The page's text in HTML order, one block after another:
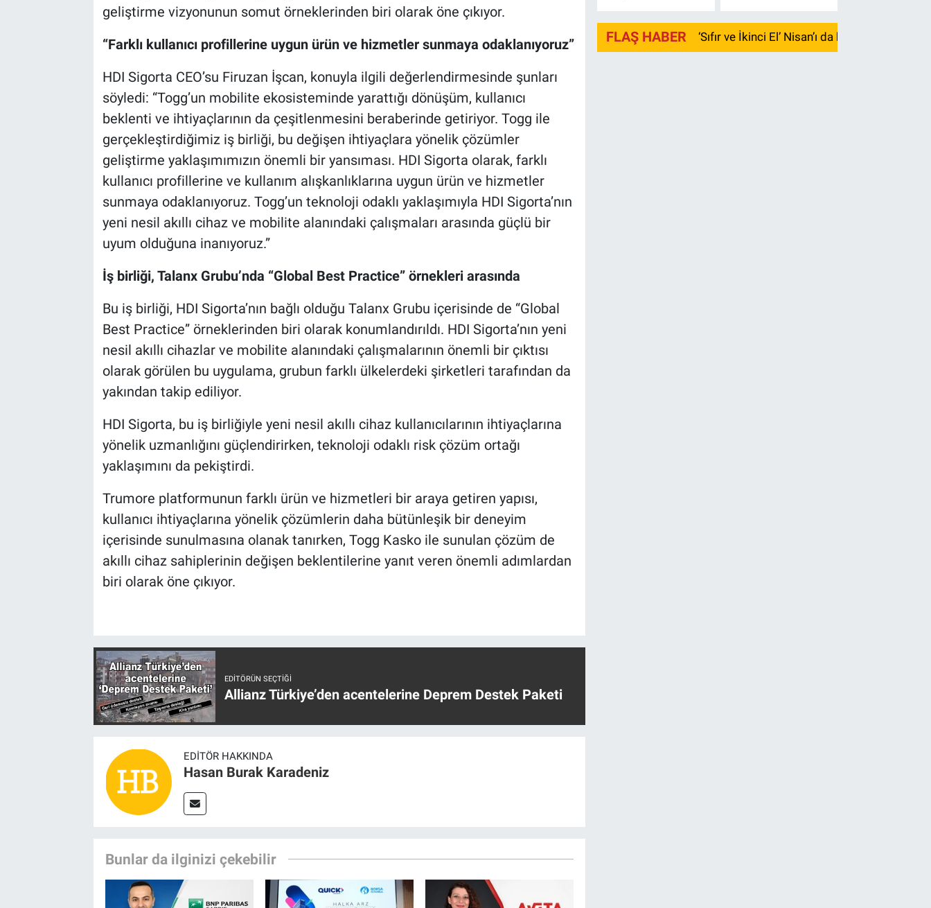
geliştirme vizyonunun somut örneklerinden biri olarak öne çıkıyor.
“Farklı kullanıcı profillerine uygun ürün ve hizmetler sunmaya odaklanıyoruz”
HDI Sigorta CEO’su Firuzan İşcan, konuyla ilgili değerlendirmesinde şunları
söyledi: “Togg’un mobilite ekosisteminde yarattığı dönüşüm, kullanıcı
beklenti ve ihtiyaçlarının da çeşitlenmesini beraberinde getiriyor. Togg ile
gerçekleştirdiğimiz iş birliği, bu değişen ihtiyaçlara yönelik çözümler
geliştirme yaklaşımımızın önemli bir yansıması. HDI Sigorta olarak, farklı
kullanıcı profillerine ve kullanım alışkanlıklarına uygun ürün ve hizmetler
sunmaya odaklanıyoruz. Togg’un teknoloji odaklı yaklaşımıyla HDI Sigorta’nın
yeni nesil akıllı cihaz ve mobilite alanındaki çalışmaları arasında güçlü bir
uyum olduğuna inanıyoruz.”
İş birliği, Talanx Grubu’nda “Global Best Practice” örnekleri arasında
Bu iş birliği, HDI Sigorta’nın bağlı olduğu Talanx Grubu içerisinde de “Global
Best Practice” örneklerinden biri olarak konumlandırıldı. HDI Sigorta’nın yeni
nesil akıllı cihazlar ve mobilite alanındaki çalışmalarının önemli bir çıktısı
olarak görülen bu uygulama, grubun farklı ülkelerdeki şirketleri tarafından da
yakından takip ediliyor.
HDI Sigorta, bu iş birliğiyle yeni nesil akıllı cihaz kullanıcılarının ihtiyaçlarına
yönelik uzmanlığını güçlendirirken, teknoloji odaklı risk çözüm ortağı
yaklaşımını da pekiştirdi.
Trumore platformunun farklı ürün ve hizmetleri bir araya getiren yapısı,
kullanıcı ihtiyaçlarına yönelik çözümlerin daha bütünleşik bir deneyim
içerisinde sunulmasına olanak tanırken, Togg Kasko ile sunulan çözüm de
akıllı cihaz sahiplerinin değişen beklentilerine yanıt veren önemli adımlardan
biri olarak öne çıkıyor.
EDITÖRÜN SEÇTIĞI
Allianz Türkiye’den acentelerine Deprem Destek Paketi
EDITÖR HAKKINDA
Hasan Burak Karadeniz
Bunlar da ilginizi çekebilir
FLAŞ HABER ‘Sıfır ve İkinci El’ Nisan’ı da kayıpla kapadı